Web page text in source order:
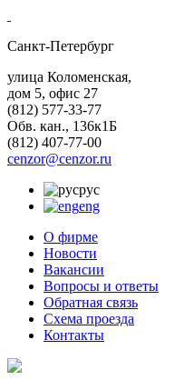
Санкт-Петербург
улица Коломенская,
дом 5, офис 27
(812) 577-33-77
Обв. кан., 136к1Б
(812) 407-77-00
cenzor@cenzor.ru
рус
eng
О фирме
Новости
Вакансии
Вопросы и ответы
Обратная связь
Схема проезда
Контакты